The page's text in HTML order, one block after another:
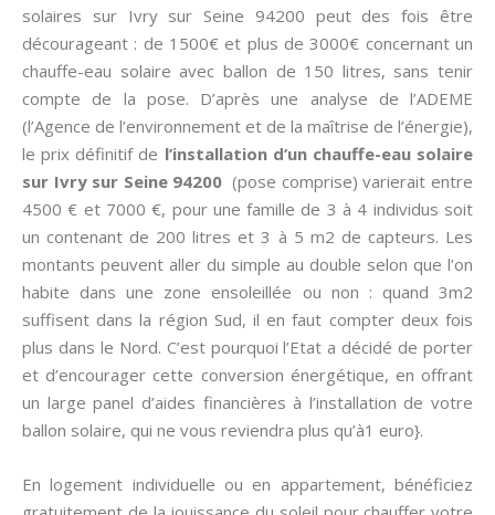
solaires sur Ivry sur Seine 94200 peut des fois être
décourageant : de 1500€ et plus de 3000€ concernant un
chauffe-eau solaire avec ballon de 150 litres, sans tenir
compte de la pose. D’après une analyse de l’ADEME
(l’Agence de l’environnement et de la maîtrise de l’énergie),
le prix définitif de l’installation d’un chauffe-eau solaire
sur Ivry sur Seine 94200 (pose comprise) varierait entre
4500 € et 7000 €, pour une famille de 3 à 4 individus soit
un contenant de 200 litres et 3 à 5 m2 de capteurs. Les
montants peuvent aller du simple au double selon que l’on
habite dans une zone ensoleillée ou non : quand 3m2
suffisent dans la région Sud, il en faut compter deux fois
plus dans le Nord. C’est pourquoi l’Etat a décidé de porter
et d’encourager cette conversion énergétique, en offrant
un large panel d’aides financières à l’installation de votre
ballon solaire, qui ne vous reviendra plus qu’à1 euro}.
En logement individuelle ou en appartement, bénéficiez